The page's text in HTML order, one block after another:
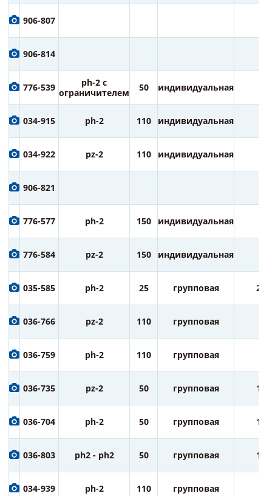
906-807
906-814
776-539
ph-2 с
ограничителем
50 индивидуальная
034-915 ph-2 110 индивидуальная
034-922 pz-2 110 индивидуальная
906-821
776-577 ph-2 150 индивидуальная
776-584 pz-2 150 индивидуальная
035-585 ph-2 25 групповая 20
036-766 pz-2 110 групповая
036-759 ph-2 110 групповая
036-735 pz-2 50 групповая 10
036-704 ph-2 50 групповая 10
036-803 ph2 - ph2 50 групповая 10
034-939 ph-2 110 групповая